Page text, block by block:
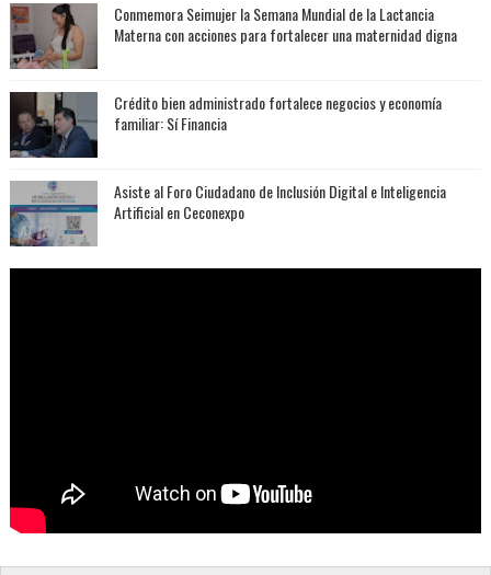
Conmemora Seimujer la Semana Mundial de la Lactancia
Materna con acciones para fortalecer una maternidad digna
Crédito bien administrado fortalece negocios y economía
familiar: Sí Financia
Asiste al Foro Ciudadano de Inclusión Digital e Inteligencia
Artificial en Ceconexpo